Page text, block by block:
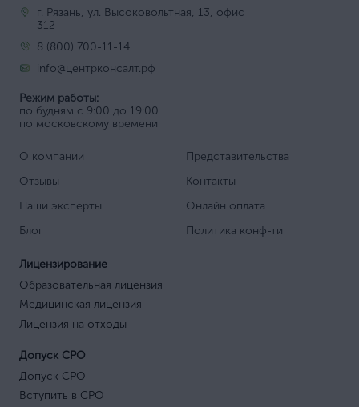
г. Рязань, ул. Высоковольтная, 13, офис
312
8 (800) 700-11-14
info@центрконсалт.рф
Режим работы:
по будням с 9:00 до 19:00
по московскому времени
О компании
Отзывы
Наши эксперты
Блог
Представительства
Контакты
Онлайн оплата
Политика конф-ти
Лицензирование
Образовательная лицензия
Медицинская лицензия
Лицензия на отходы
Допуск СРО
Допуск СРО
Вступить в СРО